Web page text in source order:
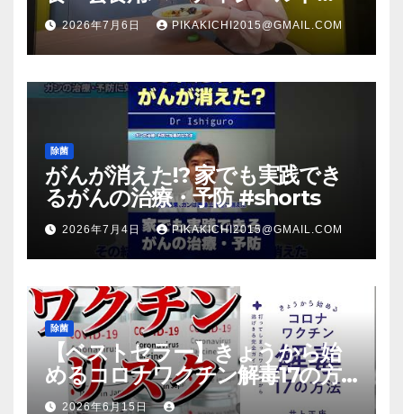
（マスク会食代替品）ＦＢＣ福井
放送のＴＶ番組での紹介映像
2026年7月6日 PIKAKICHI2015@GMAIL.COM
除菌
がんが消えた!? 家でも実践でき
るがんの治療・予防 #shorts
2026年7月4日 PIKAKICHI2015@GMAIL.COM
除菌
【ベストセラー】きょうから始
めるコロナワクチン解毒17の方
法【本要約】
2026年6月15日